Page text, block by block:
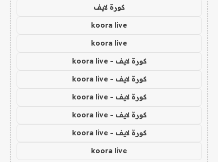
كورة لايف
koora live
koora live
كورة لايف - koora live
كورة لايف - koora live
كورة لايف - koora live
كورة لايف - koora live
كورة لايف - koora live
koora live